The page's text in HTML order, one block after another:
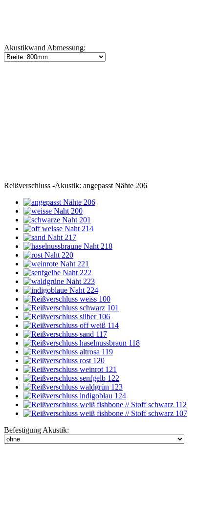
Akustikwand Abmessung:
Reißverschluss -Akustik: angepasst Nähte 206
Befestigung Akustik: